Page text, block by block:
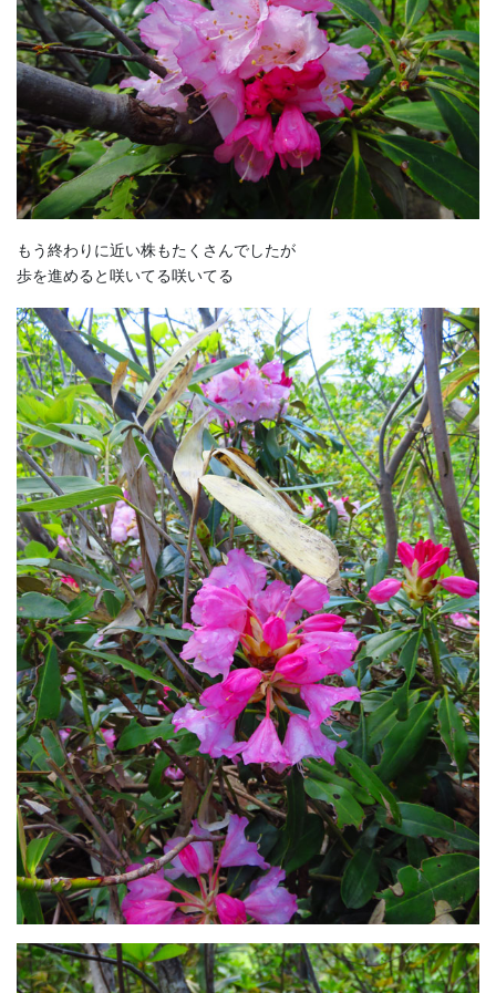
もう終わりに近い株もたくさんでしたが
歩を進めると咲いてる咲いてる